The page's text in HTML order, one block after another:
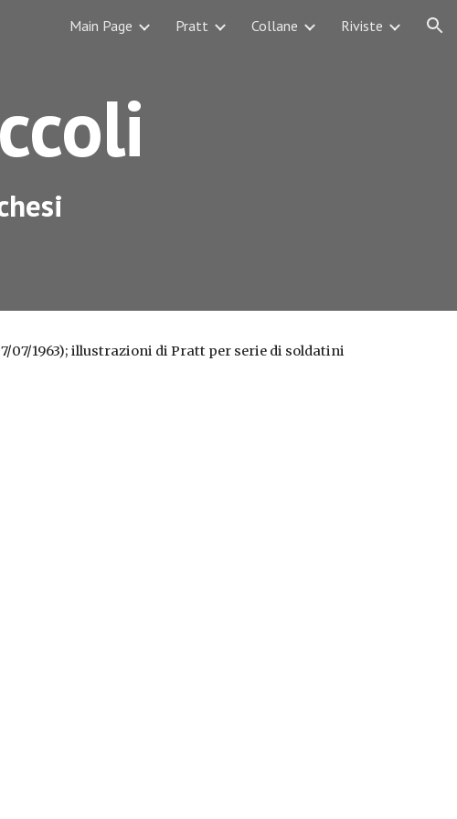
Main Page Pratt Collane Riviste
07/1963); illustrazioni di Pratt per serie di soldatini